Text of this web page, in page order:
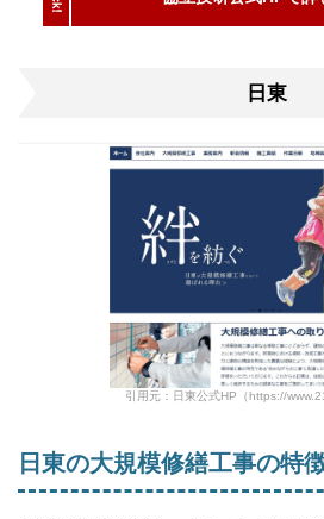
日東
引用元：日東公式HP（https://
日東の大規模修繕工事の特